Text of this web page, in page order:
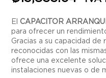
El CAPACITOR
para ofrecer un
Gracias a su capacidad
reconocidas con las
ofrece una excelente
instalaciones nuevas o de